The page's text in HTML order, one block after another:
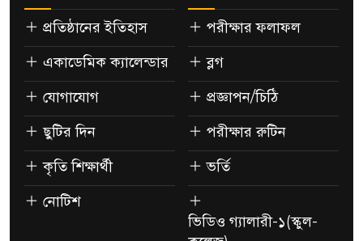
প্রতিষ্ঠানের ইতিহাস
একাডেমিক ক্যালেন্ডার
যোগাযোগ
ছুটির দিন
কৃতি শিক্ষার্থী
নোটিশ
পরীক্ষার ফলাফল
ব্লগ
প্রজ্ঞাপন/চিঠি
পরীক্ষার রুটিন
ভর্তি
ভিডিও গ্যালারী-১(স্কুল-